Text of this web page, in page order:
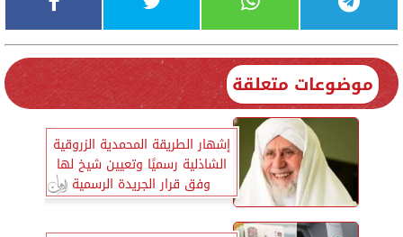
موضوعات متعلقة
إشهار الطريقة المحمدية الزروقية
الشاذلية رسميًا وتعيين شيخ لها
وفق قرار الجريدة الرسمية